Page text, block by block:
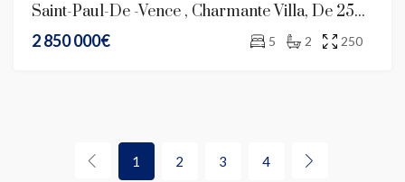
Saint-Paul-De -Vence , Charmante Villa, De 250 M2, Avec Spa, Piscine Et Terrain Paysager.
2 850 000€
5 2 250
1 2 3 4